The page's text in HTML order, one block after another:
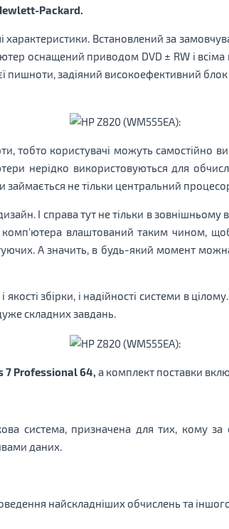
Packard.
Встановлений за
оснащений приводом DVD ± RW і
пишноти, задіяний високоефективний
тобто користувачі можуть самостійно
нерідко використовуються для
не тільки центральний
І справа тут не тільки в зовнішньому
комп'ютера влаштований таким чином,
А значить, в будь-який момент
збірки, і надійності системи в
складних завдань.
7 Professional 64, а комплект поставки
система, призначена для тих, кому
даних.
найскладніших обчислень та